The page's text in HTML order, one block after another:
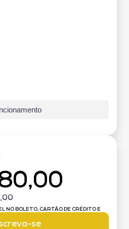
NO BOLETO, CARTÃO DE CRÉDITO E
se